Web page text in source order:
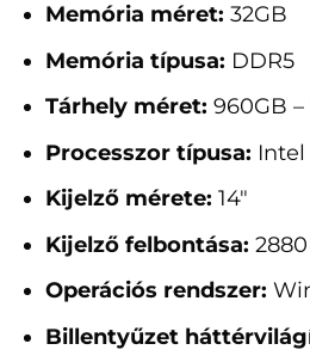
Memória méret: 32GB
Memória típusa: DDR5
Tárhely méret: 960GB –
Processzor típusa: Intel
Kijelző mérete: 14"
Kijelző felbontása:
Operációs rendszer:
Billentyűzet